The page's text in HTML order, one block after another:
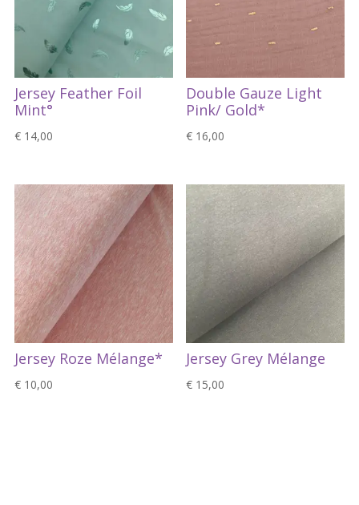
Jersey Feather Foil
Mint°
€14,00
Double Gauze Light
Pink/ Gold*
€ 16,00
Jersey Roze Mélange*
€10,00
Jersey Grey Mélange
€ 15,00